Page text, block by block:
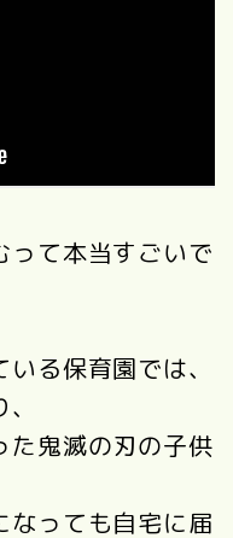
って本当すごいで
る保育園では、
た鬼滅の刃の子供
なっても自宅に届